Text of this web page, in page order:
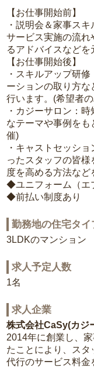
【お仕事開始前】
・説明会＆家事スキ
サービス実施の流れ
るアドバイスなどを
【お仕事開始後】
・スキルアップ研
ーションの取り方
行います。(希望者
・カジーサロン：
なテーマや事例をも
催)
・キャストセッシ
ったスタッフの皆
度を高める方法な
◆ユニフォーム（エ
◆前払い制度あり
勤務地の住宅タイ
3LDKのマンション
求人予定人数
1名
求人企業
株式会社CaSy(カジ
2014年に創業し、
たことにより、ス
代行のサービス料金